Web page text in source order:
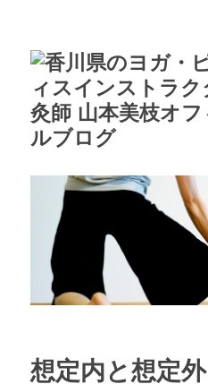
想定内と想定外